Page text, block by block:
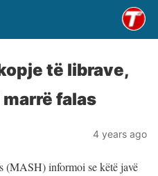
të librave,
marrë falas
4 years ago
(MASH) informoi se këtë javë